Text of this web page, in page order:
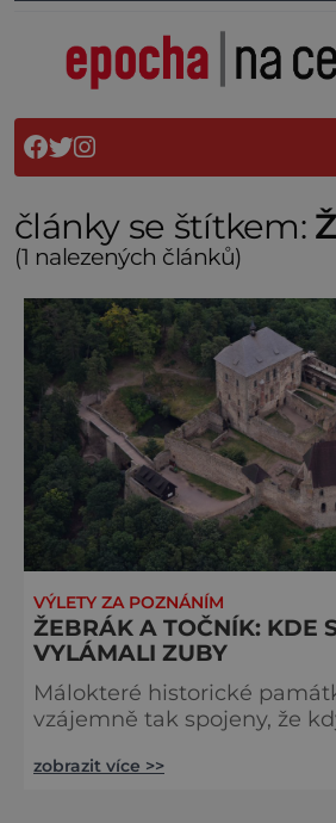
články se štítkem:
(1 nalezených článků)
VÝLETY ZA POZNÁNÍM
ŽEBRÁK A TOČNÍK: KDE
VYLÁMALI ZUBY
Málokteré historické
vzájemně tak spojeny, že
druhé. Zříceniny hradů
zobrazit více >>